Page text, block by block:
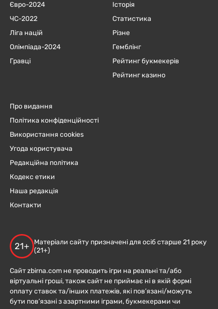
Євро-2024
ЧC-2022
Ліга націй
Олімпіада-2024
Гравці
Історія
Статистика
Різне
Гемблінг
Рейтинг букмекерів
Рейтинг казино
Про видання
Політика конфіденційності
Використання cookies
Угода користувача
Редакційна політика
Кодекс етики
Наша редакція
Контакти
21+
Матеріали сайту призначені для осіб старше 21 року
(21+)
Сайт zbirna.com не проводить ігри на реальні та/або
віртуальні гроші, також сайт не приймає ні в якій формі
оплату ставок та/інших платежів, які пов’язані/можуть
бути пов’язані з азартними іграми, букмекерами чи